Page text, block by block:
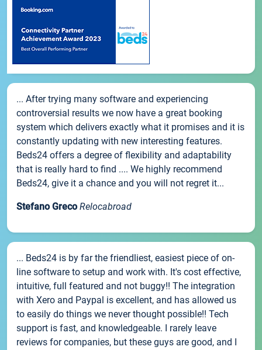
... After trying many software and experiencing
controversial results we now have a great booking
system which delivers exactly what it promises and it is
constantly updating with new interesting features.
Beds24 offers a degree of flexibility and adaptability
that is really hard to find .... We highly recommend
Beds24, give it a chance and you will not regret it...
Stefano Greco Relocabroad
... Beds24 is by far the friendliest, easiest piece of on-
line software to setup and work with. It's cost effective,
intuitive, full featured and not buggy!! The integration
with Xero and Paypal is excellent, and has allowed us
to easily do things we never thought possible!! Tech
support is fast, and knowledgeable. I rarely leave
reviews for companies, but these guys are good, and I